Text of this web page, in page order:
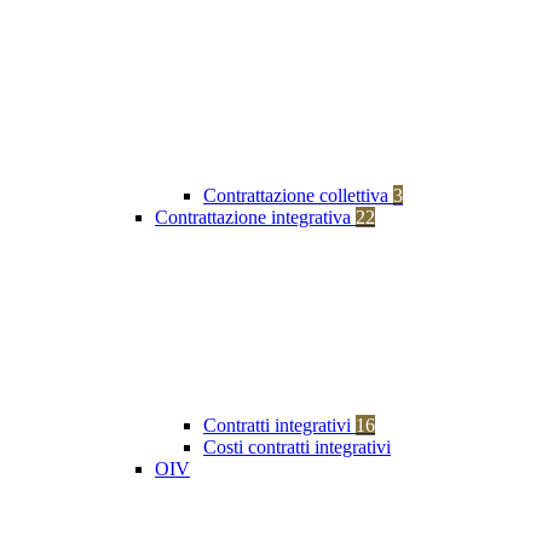
Contrattazione collettiva 3
Contrattazione integrativa 22
Contratti integrativi 16
Costi contratti integrativi
OIV